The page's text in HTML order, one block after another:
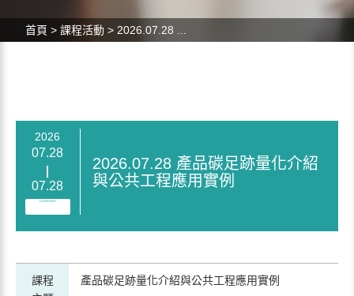
首頁 > 課程活動 > 2026.07.28 ...
2026
07.28
07.28
COURSES
2026.07.28 產品碳足跡量化介紹
與公共工程應用實例
課程
產品碳足跡量化介紹與公共工程應用實例